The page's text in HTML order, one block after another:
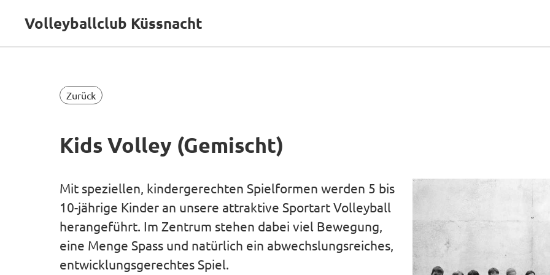
Volleyballclub Küssnacht
Zurück
Kids Volley (Gemischt)
Mit speziellen, kindergerechten Spielformen werden 5 bis
10-jährige Kinder an unsere attraktive Sportart Volleyball
herangeführt. Im Zentrum stehen dabei viel Bewegung,
eine Menge Spass und natürlich ein abwechslungsreiches,
entwicklungsgerechtes Spiel.